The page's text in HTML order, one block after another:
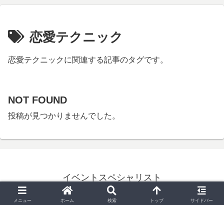
恋愛テクニック
恋愛テクニックに関連する記事のタグです。
NOT FOUND
投稿が見つかりませんでした。
イベントスペシャリスト
© 2024 イベントスペシャリスト.
メニュー ホーム 検索 トップ サイドバー